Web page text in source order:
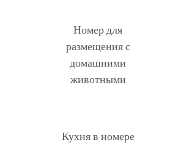
Номер для
размещения с
домашними
животными
Кухня в номере